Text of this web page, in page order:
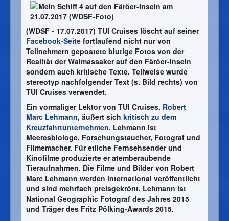
(WDSF - 17.07.2017) TUI Cruises löscht auf seiner
Facebook-Seite fortlaufend nicht nur von
Teilnehmern gepostete blutige Fotos von der
Realität der Walmassaker auf den Färöer-Inseln
sondern auch kritische Texte. Teilweise wurde
stereotyp nachfolgender Text (s. Bild rechts) von
TUI Cruises verwendet.
Ein vormaliger Lektor von TUI Cruises, Robert
Marc Lehmann, äußert sich kritisch zu dem
Kreuzfahrtunternehmen. Lehmann ist
Meeresbiologe, Forschungstaucher, Fotograf und
Filmemacher. Für etliche Fernsehsender und
Kinofilme produzierte er atemberaubende
Tieraufnahmen. Die Filme und Bilder von Robert
Marc Lehmann werden international veröffentlicht
und sind mehrfach preisgekrönt. Lehmann ist
National Geographic Fotograf des Jahres 2015
und Träger des Fritz Pölking-Awards 2015.